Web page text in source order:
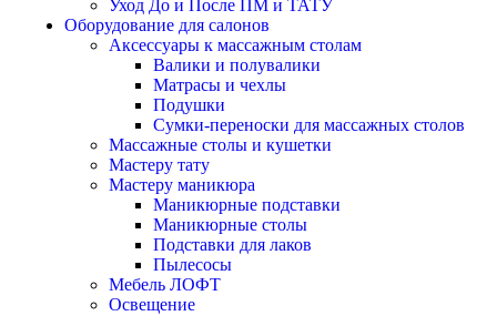
Уход До и После ПМ и ТАТУ
Оборудование для салонов
Аксессуары к массажным столам
Валики и полувалики
Матрасы и чехлы
Подушки
Сумки-переноски для массажных столов
Массажные столы и кушетки
Мастеру тату
Мастеру маникюра
Маникюрные подставки
Маникюрные столы
Подставки для лаков
Пылесосы
Мебель ЛОФТ
Освещение